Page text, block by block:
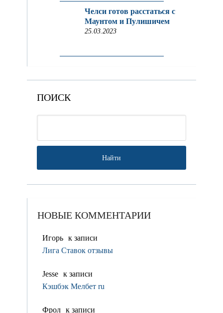
Челси готов расстаться с
Маунтом и Пулишичем
25.03.2023
ПОИСК
НОВЫЕ КОММЕНТАРИИ
Игорь к записи
Лига Ставок отзывы
Jesse к записи
Кэшбэк Мелбет ru
Фрол к записи